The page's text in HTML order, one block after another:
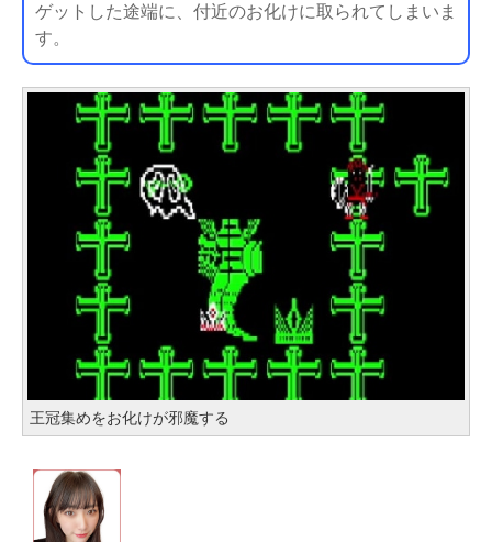
ゲットした途端に、付近のお化けに取られてしまいま
す。
王冠集めをお化けが邪魔する